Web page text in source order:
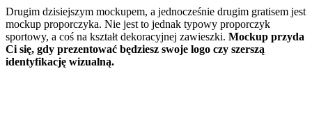
Drugim dzisiejszym mockupem, a jednocześnie drugim gratisem jest
mockup proporczyka. Nie jest to jednak typowy proporczyk
sportowy, a coś na kształt dekoracyjnej zawieszki. Mockup przyda
Ci się, gdy prezentować będziesz swoje logo czy szerszą
identyfikację wizualną.